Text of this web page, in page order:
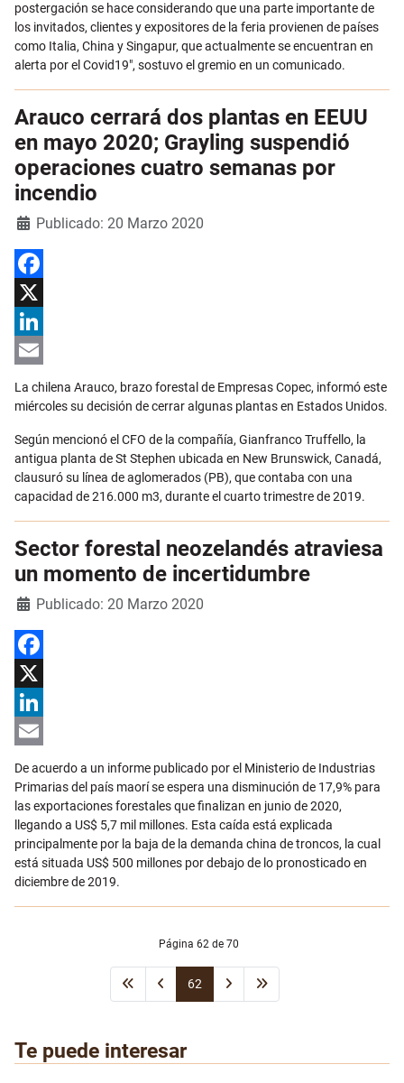
postergación se hace considerando que una parte importante de
los invitados, clientes y expositores de la feria provienen de países
como Italia, China y Singapur, que actualmente se encuentran en
alerta por el Covid19", sostuvo el gremio en un comunicado.
Arauco cerrará dos plantas en EEUU
en mayo 2020; Grayling suspendió
operaciones cuatro semanas por
incendio
DetallesPublicado: 20 Marzo 2020
Facebook
X
LinkedIn
Email
La chilena Arauco, brazo forestal de Empresas Copec, informó este
miércoles su decisión de cerrar algunas plantas en Estados Unidos.
Según mencionó el CFO de la compañía, Gianfranco Truffello, la
antigua planta de St Stephen ubicada en New Brunswick, Canadá,
clausuró su línea de aglomerados (PB), que contaba con una
capacidad de 216.000 m3, durante el cuarto trimestre de 2019.
Sector forestal neozelandés atraviesa
un momento de incertidumbre
DetallesPublicado: 20 Marzo 2020
Facebook
X
LinkedIn
De acuerdo a un informe publicado por el Ministerio de Industrias
Primarias del país maorí se espera una disminución de 17,9% para
las exportaciones forestales que finalizan en junio de 2020,
llegando a US$ 5,7 mil millones. Esta caída está explicada
principalmente por la baja de la demanda china de troncos, la cual
está situada US$ 500 millones por debajo de lo pronosticado en
diciembre de 2019.
Página 62 de 70
62
Te puede interesar